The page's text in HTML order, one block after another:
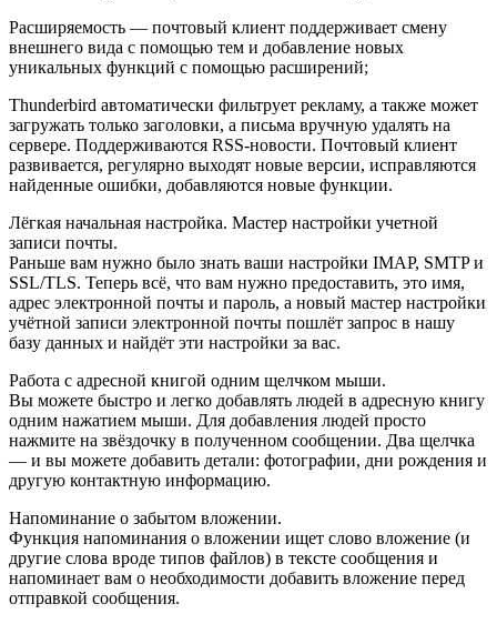
Расширяемость — почтовый клиент поддерживает смену
внешнего вида с помощью тем и добавление новых
уникальных функций с помощью расширений;
Thunderbird автоматически фильтрует рекламу, а также может
загружать только заголовки, а письма вручную удалять на
сервере. Поддерживаются RSS-новости. Почтовый клиент
развивается, регулярно выходят новые версии, исправляются
найденные ошибки, добавляются новые функции.
Лёгкая начальная настройка. Мастер настройки учетной
записи почты.
Раньше вам нужно было знать ваши настройки IMAP, SMTP и
SSL/TLS. Теперь всё, что вам нужно предоставить, это имя,
адрес электронной почты и пароль, а новый мастер настройки
учётной записи электронной почты пошлёт запрос в нашу
базу данных и найдёт эти настройки за вас.
Работа с адресной книгой одним щелчком мыши.
Вы можете быстро и легко добавлять людей в адресную книгу
одним нажатием мыши. Для добавления людей просто
нажмите на звёздочку в полученном сообщении. Два щелчка
— и вы можете добавить детали: фотографии, дни рождения и
другую контактную информацию.
Напоминание о забытом вложении.
Функция напоминания о вложении ищет слово вложение (и
другие слова вроде типов файлов) в тексте сообщения и
напоминает вам о необходимости добавить вложение перед
отправкой сообщения.